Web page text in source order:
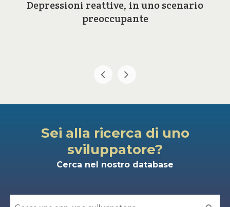
Depressioni reattive, in uno scenario
preoccupante
Sei alla ricerca di uno
sviluppatore?
Cerca nel nostro database